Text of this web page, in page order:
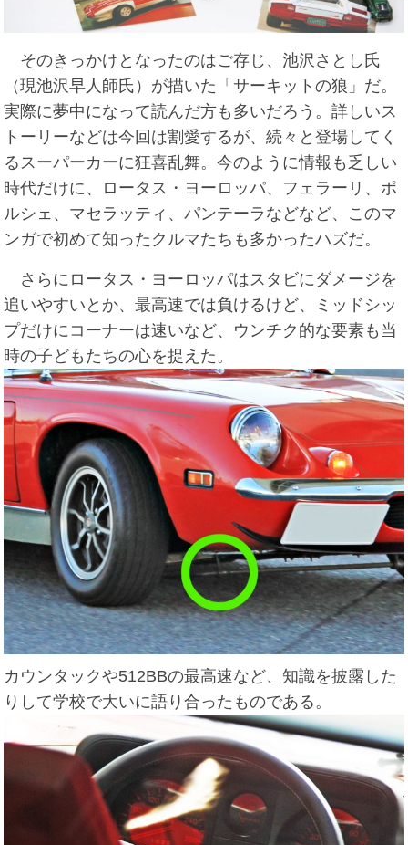
そのきっかけとなったのはご存じ、池沢さとし氏
（現池沢早人師氏）が描いた「サーキットの狼」だ。
実際に夢中になって読んだ方も多いだろう。詳しいス
トーリーなどは今回は割愛するが、続々と登場してく
るスーパーカーに狂喜乱舞。今のように情報も乏しい
時代だけに、ロータス・ヨーロッパ、フェラーリ、ポ
ルシェ、マセラッティ、パンテーラなどなど、このマ
ンガで初めて知ったクルマたちも多かったハズだ。
さらにロータス・ヨーロッパはスタビにダメージを
追いやすいとか、最高速では負けるけど、ミッドシッ
プだけにコーナーは速いなど、ウンチク的な要素も当
時の子どもたちの心を捉えた。
カウンタックや512BBの最高速など、知識を披露した
りして学校で大いに語り合ったものである。